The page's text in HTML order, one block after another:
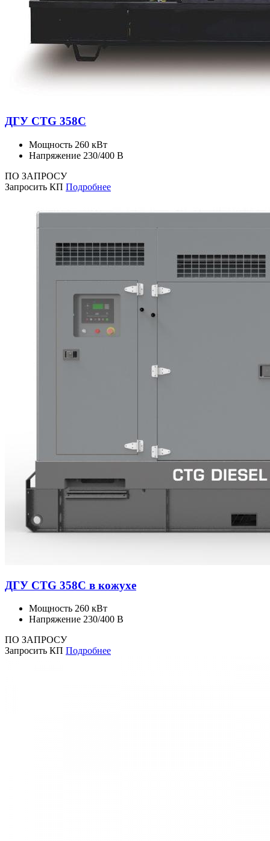
ДГУ CTG 358C
Мощность 260 кВт
Напряжение 230/400 В
ПО ЗАПРОСУ
Запросить КП Подробнее
ДГУ CTG 358C в кожухе
Мощность 260 кВт
Напряжение 230/400 В
ПО ЗАПРОСУ
Запросить КП Подробнее